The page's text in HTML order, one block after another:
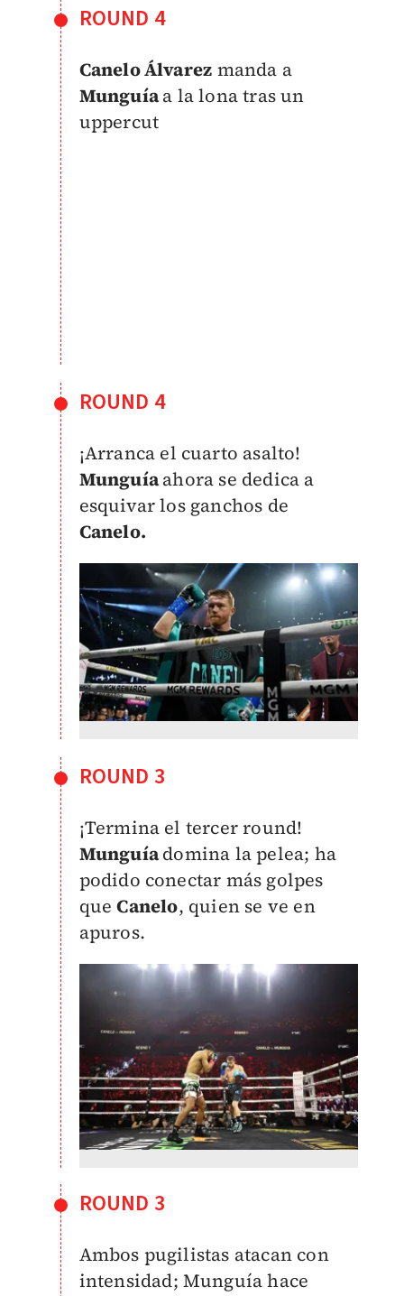
ROUND 4
Canelo Álvarez manda a
Munguíaa la lona tras un
uppercut
ROUND 4
¡Arranca el cuarto asalto!
Munguíaahora se dedica a
esquivar los ganchos de
Canelo.
ROUND 3
¡Termina el tercer round!
Munguíadomina la pelea; ha
podido conectar más golpes
queCanelo, quien se ve en
apuros.
ROUND 3
Ambos pugilistas atacan con
intensidad; Munguía hace